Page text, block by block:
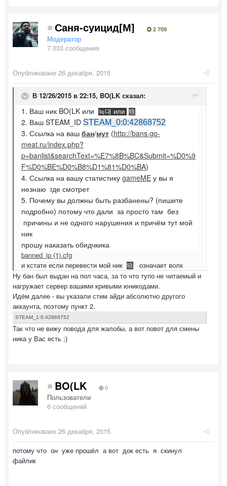
Саня-суицид[М] 2 709
Модератор
7 033 сообщения
Опубликовано 26 декабря, 2015
В 12/26/2015 в 22:15, BO(LK сказал:
1. Ваш ник BO(LK или 늑대 или 狼
2. Ваш STEAM_ID STEAM_0:0:42868752
3. Ссылка на ваш бан/мут (http://bans.go-
meat.ru/index.php?
p=banlist&searchText=%E7%8B%BC&Submit=%D0%9
F%D0%BE%D0%B8%D1%81%D0%BA)
4. Ссылка на вашу статистику gameME у вы я
незнаю где смотрет
5. Почему вы должны быть разбанены? (пишите
подробно) потому что дали за просто там без
причины и не одного нарушения и причём тут мой
ник
прошу наказать обидчкика
banned_ip (1).cfg
и кстате если перевести мой ник 狼
означает волк
Ну бан был выдан на пол часа, за то что тупо не читаемый и
нагружает сервер вашими кривыми юникодами.
Идём далее - вы указали стим айди абсолютно другого
аккаунта, поэтому пункт 2.
STEAM_1:0:42868752
Так что не вижу повода для жалобы, а вот повот для смены
ника у Вас есть ;)
BO(LK 0
Пользователи
6 сообщений
Опубликовано 26 декабря, 2015
потому что он уже прошёл а вот док есть я скинул
файлик